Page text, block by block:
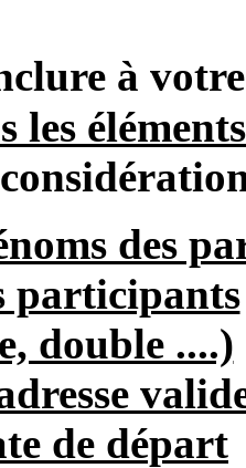
à
les
des
participants
double ....)
de départ